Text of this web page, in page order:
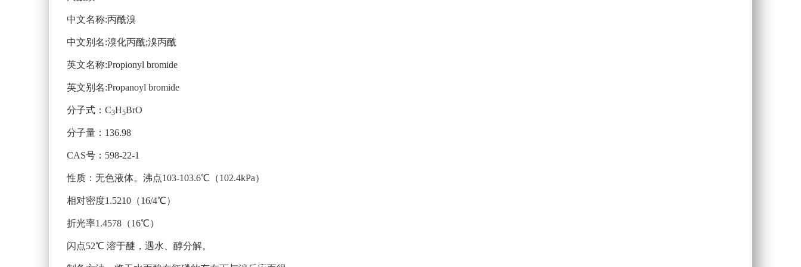
中文名称:丙酰溴
中文别名:溴化丙酰;溴丙酰
英文名称:Propionyl bromide
英文别名:Propanoyl bromide
分子式：C3H5BrO
分子量：136.98
CAS号：598-22-1
性质：无色液体。沸点103-103.6℃（102.4kPa）
相对密度1.5210（16/4℃）
折光率1.4578（16℃）
闪点52℃ 溶于醚，遇水、醇分解。